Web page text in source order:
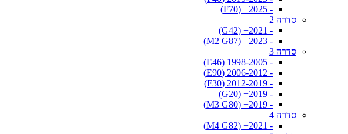
- 2025+ (F70)
סדרה 2
- 2021+ (G42)
- 2023+ (M2 G87)
סדרה 3
- 1998-2005 (E46)
- 2006-2012 (E90)
- 2012-2019 (F30)
- 2019+ (G20)
- 2019+ (M3 G80)
סדרה 4
- 2021+ (M4 G82)